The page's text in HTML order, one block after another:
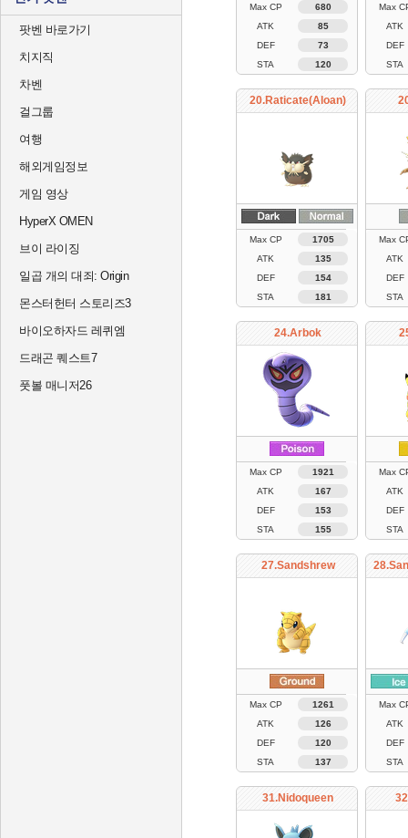
팟벤 바로가기
치지직
차벤
걸그룹
여행
해외게임정보
게임 영상
HyperX OMEN
브이 라이징
일곱 개의 대죄: Origin
몬스터헌터 스토리즈3
바이오하자드 레퀴엠
드래곤 퀘스트7
풋볼 매니저26
Max CP
680
ATK
85
DEF
73
STA
120
Max
ATK
DEF
STA
20.Raticate(Aloan)
Max CP
1705
ATK
135
DEF
154
STA
181
Max
ATK
DEF
STA
24.Arbok
Max CP
1921
ATK
167
DEF
153
STA
155
Max
ATK
DEF
STA
27.Sandshrew
Max CP
1261
ATK
126
DEF
120
STA
137
Max
ATK
DEF
STA
31.Nidoqueen